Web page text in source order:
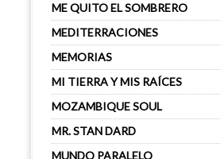
ME QUITO EL SOMBRERO
MEDITERRACIONES
MEMORIAS
MI TIERRA Y MIS RAÍCES
MOZAMBIQUE SOUL
MR. STAN DARD
MUNDO PARALELO